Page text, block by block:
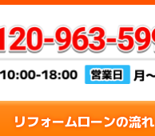
リフォームローンの流れ